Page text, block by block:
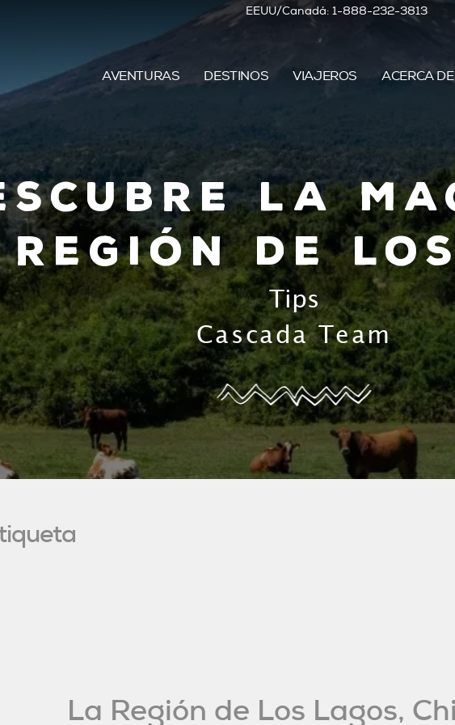
EEUU/Canadá: 1-888-232-3813
AVENTURAS DESTINOS VIAJEROS ACERCA DE
la
de
Tips
Cascada Team
La Región de Los Lagos,